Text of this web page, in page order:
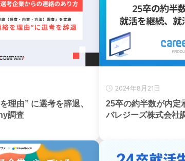
理由” に選考を辞退、
調査
2024年8月21日
25卒の約半数が内定
バレジーズ株式会社